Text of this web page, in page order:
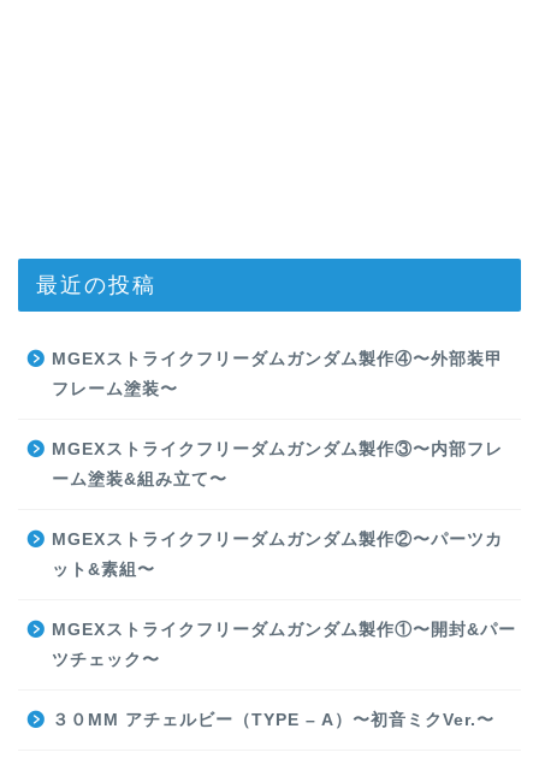
最近の投稿
MGEXストライクフリーダムガンダム製作④〜外部装甲
フレーム塗装〜
MGEXストライクフリーダムガンダム製作③〜内部フレ
ーム塗装&組み立て〜
MGEXストライクフリーダムガンダム製作②〜パーツカ
ット&素組〜
MGEXストライクフリーダムガンダム製作①〜開封&パー
ツチェック〜
３０MM アチェルビー（TYPE – A）〜初音ミクVer.〜